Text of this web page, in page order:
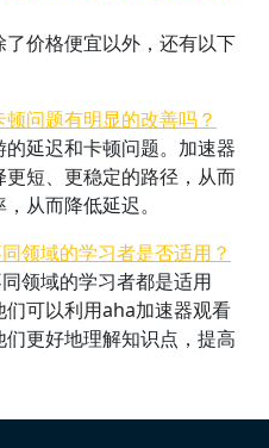
价格便宜以外，还有以下
问题有明显的改善吗？
延迟和卡顿问题。加速器
短、更稳定的路径，从而
从而降低延迟。
领域的学习者是否适用？
领域的学习者都是适用
可以利用aha加速器观看
更好地理解知识点，提高